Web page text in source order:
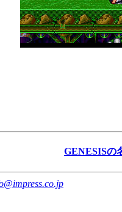
GENESISの